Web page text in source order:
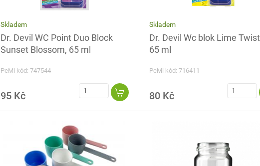
Skladem
Dr. Devil WC Point Duo Block
Sunset Blossom, 65 ml
PeMi kód: 747544
95 Kč
Skladem
Dr. Devil Wc blok Lime
65 ml
PeMi kód: 716411
80 Kč